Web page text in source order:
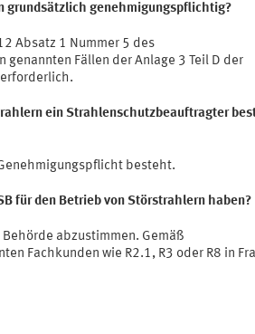
grundsätzlich genehmigungspflichtig?
Absatz 1 Nummer 5 des
Fällen der Anlage 3 Teil D der
ein Strahlenschutzbeauftragter
besteht.
für den Betrieb von Störstrahlern haben?
abzustimmen. Gemäß
Fachkunden wie R2.1, R3 oder R8 in